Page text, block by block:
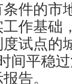
件的市
作基础
试点的
间平稳
告。